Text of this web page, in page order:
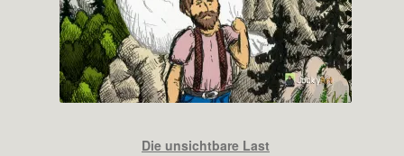
Die unsichtbare Last